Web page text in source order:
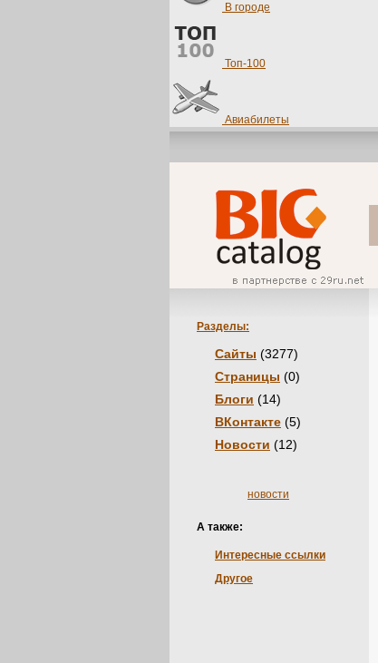
В городе
Топ-100
Авиабилеты
Разделы:
Сайты (3277)
Страницы (0)
Блоги (14)
ВКонтакте (5)
Новости (12)
новости
А также:
Интересные ссылки
Другое